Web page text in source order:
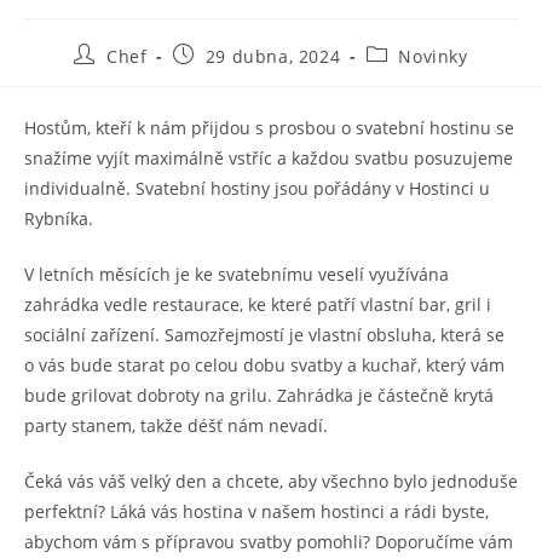
AutorChef
Příspěvek
29 dubna, 2024
RubrikyNovinky
Hostům, kteří k nám přijdou s prosbou o svatební hostinu se
snažíme vyjít maximálně vstříc a každou svatbu posuzujeme
individualně. Svatební hostiny jsou pořádány v Hostinci u
Rybníka.
V letních měsících je ke svatebnímu veselí využívána
zahrádka vedle restaurace, ke které patří vlastní bar, gril i
sociální zařízení. Samozřejmostí je vlastní obsluha, která se
o vás bude starat po celou dobu svatby a kuchař, který vám
bude grilovat dobroty na grilu. Zahrádka je částečně krytá
party stanem, takže déšť nám nevadí.
Čeká vás váš velký den a chcete, aby všechno bylo jednoduše
perfektní? Láká vás hostina v našem hostinci a rádi byste,
abychom vám s přípravou svatby pomohli? Doporučíme vám